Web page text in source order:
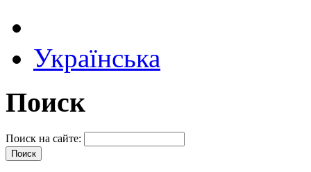
Українська
Поиск
Поиск на сайте: